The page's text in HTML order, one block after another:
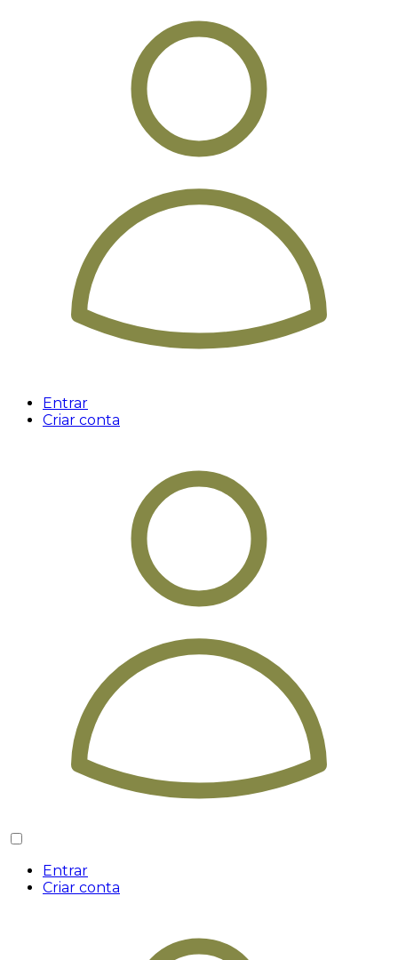
Entrar
Criar conta
Entrar
Criar conta